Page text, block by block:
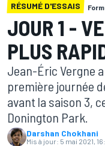
RÉSUMÉ D'ESSAIS
JOUR 1 -
PLUS
Jean-Éric Vergne
première journée
avant la saison 3,
Donington Park.
Darshan Chokhani
Mis à jour: 5 mai 2021,